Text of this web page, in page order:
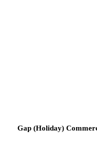
Gap (Holiday)